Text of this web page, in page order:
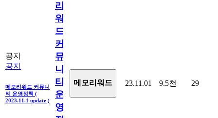
공지
공지
메모리워드 커뮤니
티 운영정책 (
2023.11.1 update )
리
워
드
커
뮤
니
티
운
영
메모리워드 23.11.01 9.5천 29